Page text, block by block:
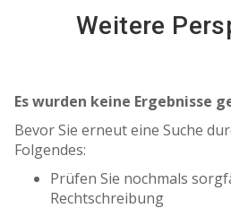
Weitere
Es wurden keine Ergebnisse
Bevor Sie erneut eine Suche
Folgendes:
Prüfen Sie nochmals
Rechtschreibung